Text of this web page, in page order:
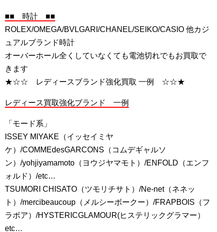
■■ 時計 ■■
ROLEX/OMEGA/BVLGARI/CHANEL/SEIKO/CASIO 他カジ
ュアルブランド時計
オーバーホール全くしていなくても電池切れでもお買取で
きます
★☆☆ レディースブランド強化買取 一例 ☆☆★
レディース買取強化ブランド 一例
「モード系」
ISSEY MIYAKE（イッセイミヤ
ケ）/COMMEdesGARCONS（コムデギャルソ
ン）/yohjiyamamoto（ヨウジヤマモト）/ENFOLD（エンフ
ォルド）/etc…
TSUMORI CHISATO（ツモリチサト）/Ne-net（ネネッ
ト）/mercibeaucoup（メルシーボークー）/FRAPBOIS（フ
ラボア）/HYSTERICGLAMOUR(ヒステリックグラマー）
etc…